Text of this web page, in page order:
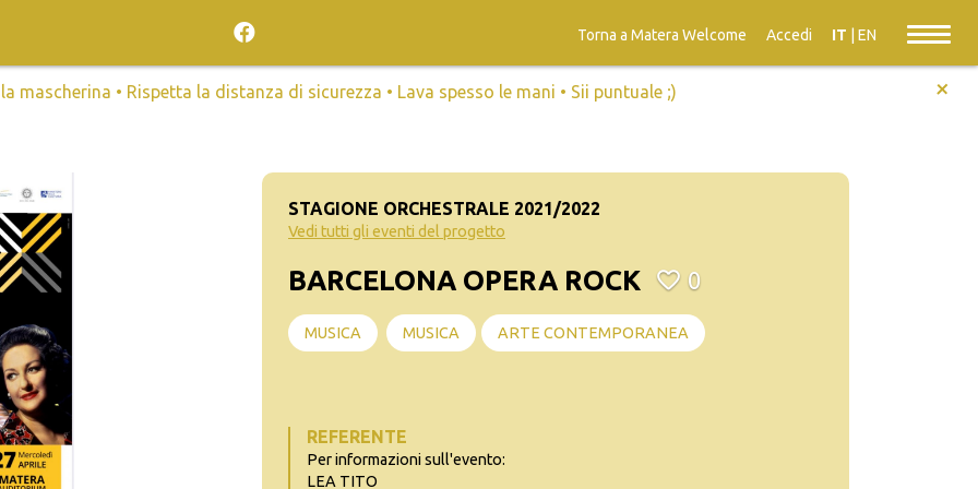
Torna a Matera Welcome Accedi IT EN
la mascherina • Rispetta la distanza di sicurezza • Lava spesso le mani • Sii puntuale ;) +
STAGIONE ORCHESTRALE 2021/2022
Vedi tutti gli eventi del progetto
BARCELONA OPERA ROCK 0
MUSICA MUSICA ARTE CONTEMPORANEA
REFERENTE
Per informazioni sull'evento:
LEA TITO